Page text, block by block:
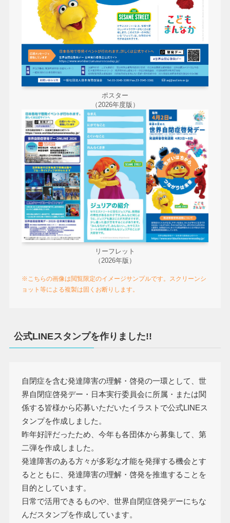
ポスター
（2026年度版）
リーフレット
（2026年版）
※こちらの画像は閲覧限定のイメージサンプルです。スクリーンシ
ョット等による複製は固くお断りします。
公式LINEスタンプを作りました!!
自閉症を含む発達障害の理解・啓発の一環として、世
界自閉症啓発デー・日本実行委員会に所属・または関
係する皆様から応募いただいたイラストで公式LINEス
タンプを作成しました。
昨年好評だったため、今年も各団体から募集して、第
二弾を作成しました。
発達障害のある方々が多彩な才能を発揮する機会とす
るとともに、発達障害の理解・啓発を推進することを
目的としています。
日常で活用できるものや、世界自閉症啓発デーにちな
んだスタンプを作成しています。